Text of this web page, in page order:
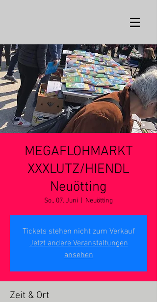
MEGAFLOHMARKT
XXXLUTZ/HIENDL
Neuötting
So., 07. Juni Neuötting
Tickets stehen nicht zum Verkauf
Jetzt andere Veranstaltungen
ansehen
Zeit & Ort